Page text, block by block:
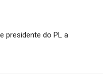
presidente do PL a